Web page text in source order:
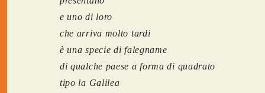
e uno di loro
che arriva molto tardi
è una specie di falegname
di qualche paese a forma di quadrato
tipo la Galilea